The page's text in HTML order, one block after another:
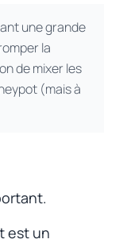
une grande
la
de mixer les
(mais à
est un